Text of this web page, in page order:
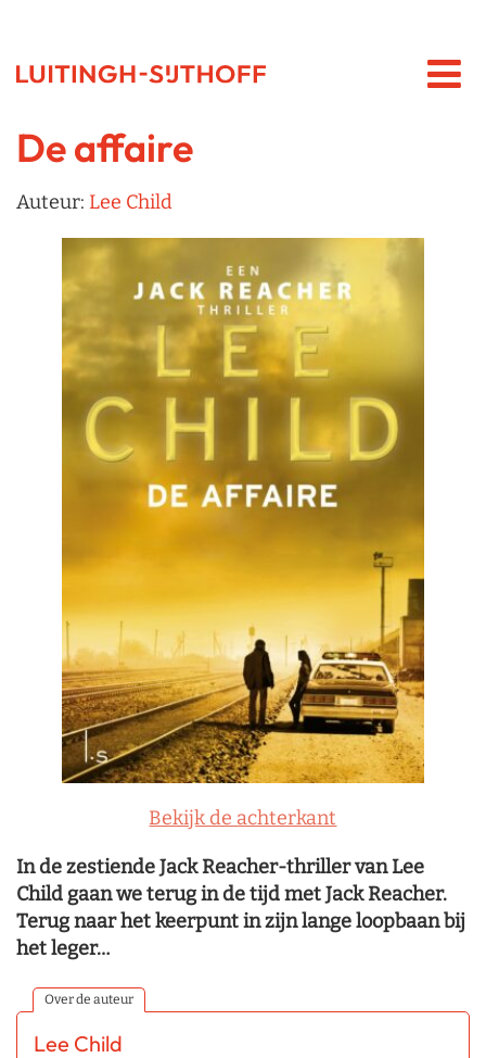
De affaire
Auteur: Lee Child
Bekijk de achterkant
In de zestiende Jack Reacher-thriller van Lee
Child gaan we terug in de tijd met Jack Reacher.
Terug naar het keerpunt in zijn lange loopbaan bij
het leger…
Over de auteur
Lee Child